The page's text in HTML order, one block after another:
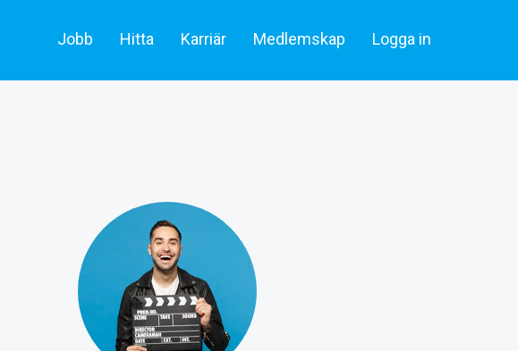
Jobb
Alla jobb
Hitta
Skådespelare & statister
Karriär
Artiklar
Medlemskap
Skådespelare & Statister
Logga in